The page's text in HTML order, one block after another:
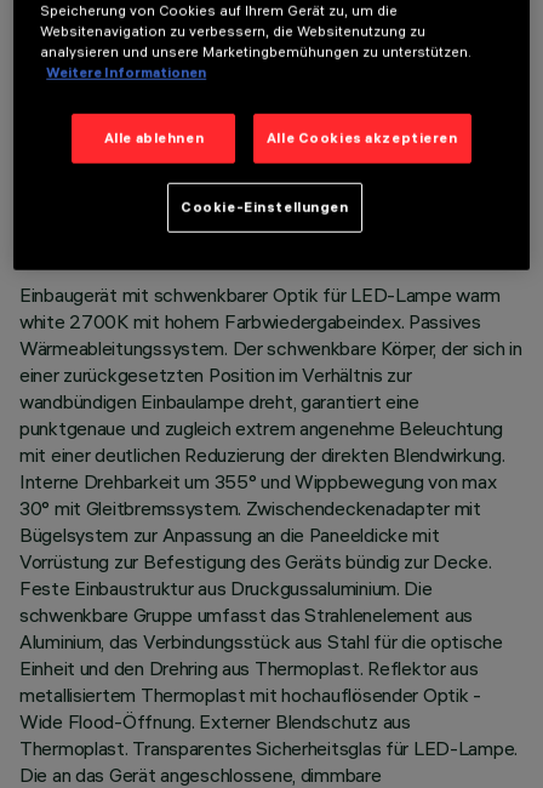
TECHNISCHE DATEN
LETZTES UPDATE: 01.08.2026
Einbaugerät mit schwenkbarer Optik für LED-Lampe warm
white 2700K mit hohem Farbwiedergabeindex. Passives
Wärmeableitungssystem. Der schwenkbare Körper, der sich in
einer zurückgesetzten Position im Verhältnis zur
wandbündigen Einbaulampe dreht, garantiert eine
punktgenaue und zugleich extrem angenehme Beleuchtung
mit einer deutlichen Reduzierung der direkten Blendwirkung.
Interne Drehbarkeit um 355° und Wippbewegung von max
30° mit Gleitbremssystem. Zwischendeckenadapter mit
Bügelsystem zur Anpassung an die Paneeldicke mit
Vorrüstung zur Befestigung des Geräts bündig zur Decke.
Feste Einbaustruktur aus Druckgussaluminium. Die
schwenkbare Gruppe umfasst das Strahlenelement aus
Aluminium, das Verbindungsstück aus Stahl für die optische
Einheit und den Drehring aus Thermoplast. Reflektor aus
metallisiertem Thermoplast mit hochauflösender Optik -
Wide Flood-Öffnung. Externer Blendschutz aus
Thermoplast. Transparentes Sicherheitsglas für LED-Lampe.
Die an das Gerät angeschlossene, dimmbare
Speicherung von Cookies auf Ihrem Gerät zu, um die
Websitenavigation zu verbessern, die Websitenutzung zu
analysieren und unsere Marketingbemühungen zu unterstützen.
Weitere Informationen
Alle ablehnen Alle Cookies akzeptieren
Cookie-Einstellungen